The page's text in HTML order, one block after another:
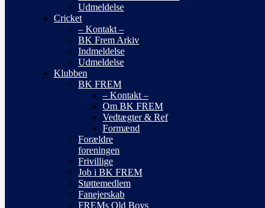
Udmeldelse
Cricket
– Kontakt –
BK Frem Arkiv
Indmeldelse
Udmeldelse
Klubben
BK FREM
– Kontakt –
Om BK FREM
Vedtægter & Ref
Formænd
Forældre
foreningen
Frivillige
Job i BK FREM
Støttemedlem
Fanejerskab
FREMs Old Boys